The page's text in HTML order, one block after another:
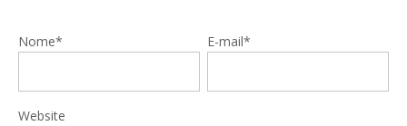
Nome* E-mail*
Website